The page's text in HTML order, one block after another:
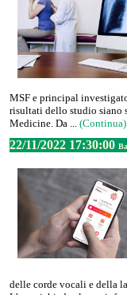
MSF e principal
risultati dello studio siano
Medicine. Da ... (Continua)
22/11/2022 17:30:00
delle corde vocali e della